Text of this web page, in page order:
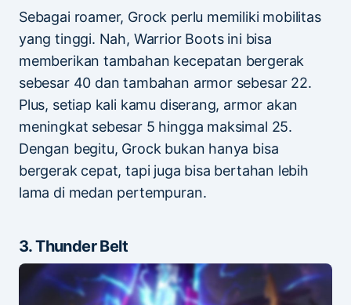
Sebagai roamer, Grock perlu memiliki mobilitas
yang tinggi. Nah, Warrior Boots ini bisa
memberikan tambahan kecepatan bergerak
sebesar 40 dan tambahan armor sebesar 22.
Plus, setiap kali kamu diserang, armor akan
meningkat sebesar 5 hingga maksimal 25.
Dengan begitu, Grock bukan hanya bisa
bergerak cepat, tapi juga bisa bertahan lebih
lama di medan pertempuran.
3. Thunder Belt